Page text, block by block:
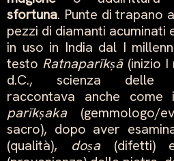
sfortuna. Punte di trapano
pezzi di diamanti acuminati
in uso in India dal I
testo Ratnaparīkṣā(inizio I
d.C., scienza delle
raccontava anche come
parīkṣaka(gemmologo/
sacro), dopo aver
(qualità), doṣa(difetti)